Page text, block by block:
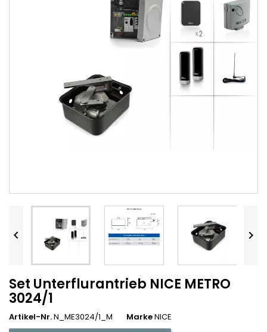
 
Set Unterflurantrieb NICE METRO
3024/1
Artikel-Nr.N_ME3024/1_M MarkeNICE